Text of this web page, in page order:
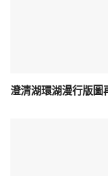
澄清湖環湖漫行版圖